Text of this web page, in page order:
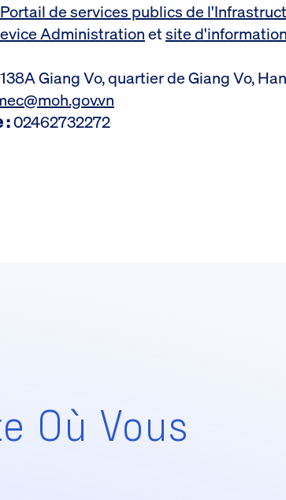
Portail de services publics de
Administrationetsite
138A Giang Vo, quartier de Giang Vo,
:02462732272
Où Vous